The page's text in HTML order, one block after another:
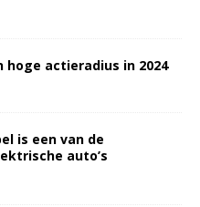
hoge actieradius in 2024
is een van de
auto’s